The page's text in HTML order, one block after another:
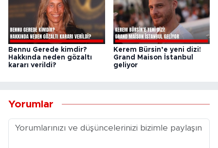
Bennu Gerede kimdir?
Hakkında neden gözaltı
kararı verildi?
Kerem Bürsin’e yeni dizi!
Grand Maison İstanbul
geliyor
Yorumlar